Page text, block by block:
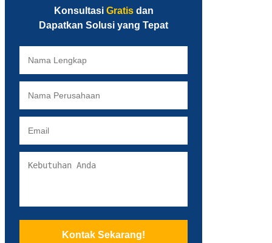
Konsultasi Gratisdan
Dapatkan Solusi yang Tepat
Kontak Sekarang!